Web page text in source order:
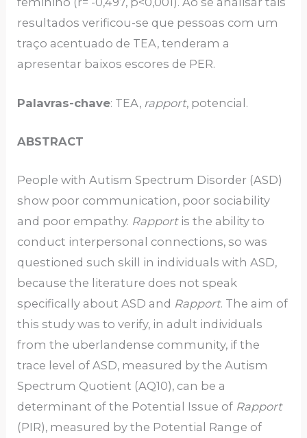
resultados verificou-se que pessoas com um
traço acentuado de TEA, tenderam a
apresentar baixos escores de PER.
Palavras-chave: TEA, rapport, potencial.
ABSTRACT
People with Autism Spectrum Disorder (ASD)
show poor communication, poor sociability
and poor empathy. Rapportis the ability to
conduct interpersonal connections, so was
questioned such skill in individuals with ASD,
because the literature does not speak
specifically about ASD and Rapport. The aim of
this study was to verify, in adult individuals
from the uberlandense community, if the
trace level of ASD, measured by the Autism
Spectrum Quotient (AQ10), can be a
determinant of the Potential Issue of Rapport
(PIR), measured by the Potential Range of